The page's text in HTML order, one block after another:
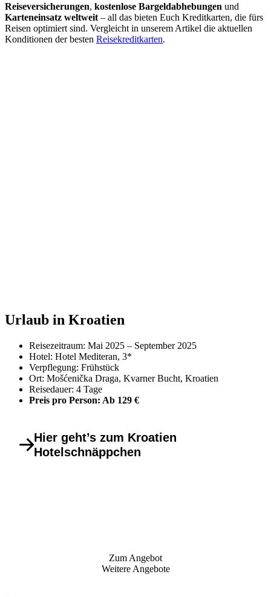
Reiseversicherungen, kostenlose Bargeldabhebungen und
Karteneinsatz weltweit – all das bieten Euch Kreditkarten, die fürs
Reisen optimiert sind. Vergleicht in unserem Artikel die aktuellen
Konditionen der besten Reisekreditkarten.
Urlaub in Kroatien
Reisezeitraum: Mai 2025 – September 2025
Hotel: Hotel Mediteran, 3*
Verpflegung: Frühstück
Ort: Mošćenička Draga, Kvarner Bucht, Kroatien
Reisedauer: 4 Tage
Preis pro Person: Ab 129 €
Hier geht’s zum Kroatien
Hotelschnäppchen
Zum Angebot
Weitere Angebote